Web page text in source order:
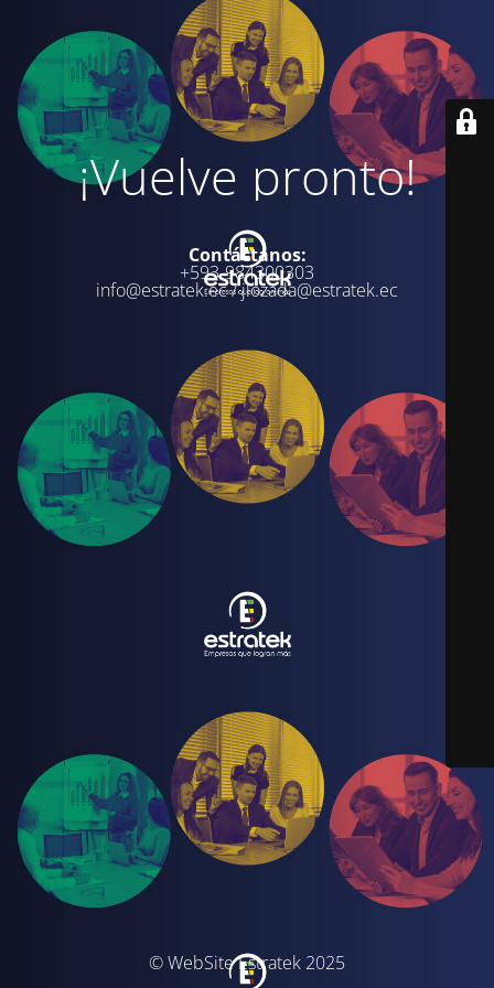
¡Vuelve pronto!
Contáctanos:
+593-984300303
info@estratek.ec / jlozada@estratek.ec
© WebSite Estratek 2025